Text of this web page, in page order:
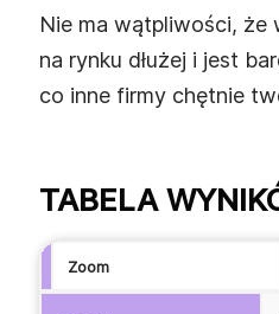
Nie ma wątpliwości, że
na rynku dłużej i jest
co inne firmy chętnie
TABELA
Zoom